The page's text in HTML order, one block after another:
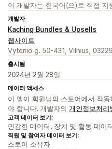
이 개발자는 한국어(으)로 직접 지
개발자
Kaching Bundles & Upsells
웹사이트
Vytenio g. 50-431, Vilnius,
출시됨
2024년 2월 28일
데이터 액세스
이 앱이 회원님의 스토어에서 작
야 합니다. 개발자의 개인정보처리
고객 데이터 보기:
민감한 데이터, 장치 및 활동 데이
직원 및 참여자 데이터 보기:
스토어 소유자